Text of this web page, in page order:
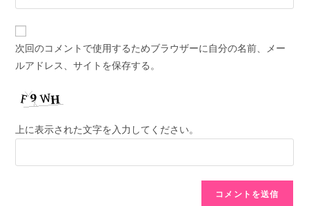
次回のコメントで使用するためブラウザーに自分の名前、メー
ルアドレス、サイトを保存する。
上に表示された文字を入力してください。